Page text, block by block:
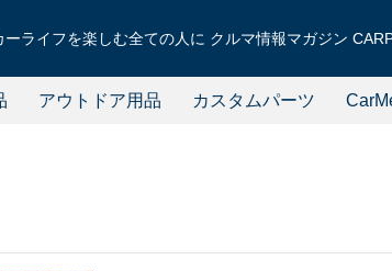
ーライフを楽しむ全ての人に クルマ情報マガジン
アウトドア用品 カスタムパーツ